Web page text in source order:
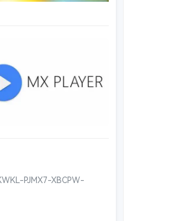
PJMX7-XBCPW-